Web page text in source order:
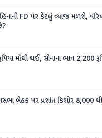
FD પર કેટલું વ્યાજ મળશે,
મોંઘી થઈ, સોનાના ભાવ 2,200
બેઠક પર પ્રશાંત કિશોર 8,000